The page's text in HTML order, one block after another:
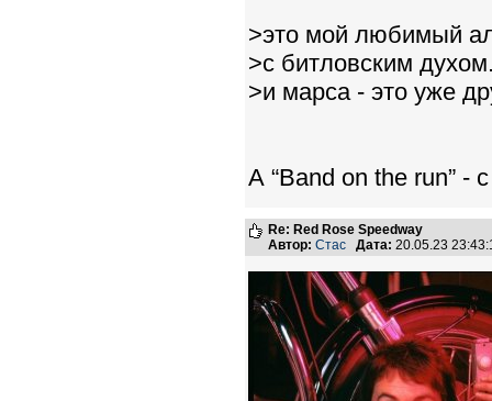
>это мой любимый
>с битловским
>и марса - это уже
А “Band on the run” -
Re: Red Rose Speedway
Автор: Стас Дата: 20.05.23